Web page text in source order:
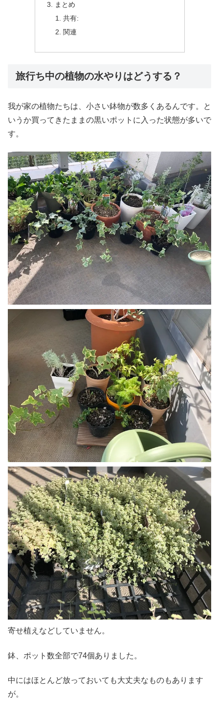
まとめ
共有:
関連
旅行ち中の植物の水やりはどうする？
我が家の植物たちは、小さい鉢物が数多くあるんです。と
いうか買ってきたままの黒いポットに入った状態が多いで
す。
寄せ植えなどしていません。
鉢、ポット数全部で74個ありました。
中にはほとんど放っておいても大丈夫なものもあります
が。